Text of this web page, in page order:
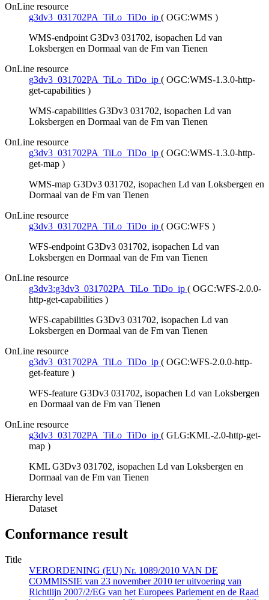
OnLine resource
g3dv3_031702PA_TiLo_TiDo_ip ( OGC:WMS )
WMS-endpoint G3Dv3 031702, isopachen Ld van
Loksbergen en Dormaal van de Fm van Tienen
OnLine resource
g3dv3_031702PA_TiLo_TiDo_ip ( OGC:WMS-1.3.0-http-
get-capabilities )
WMS-capabilities G3Dv3 031702, isopachen Ld van
Loksbergen en Dormaal van de Fm van Tienen
OnLine resource
g3dv3_031702PA_TiLo_TiDo_ip ( OGC:WMS-1.3.0-http-
get-map )
WMS-map G3Dv3 031702, isopachen Ld van Loksbergen en
Dormaal van de Fm van Tienen
OnLine resource
g3dv3_031702PA_TiLo_TiDo_ip ( OGC:WFS )
WFS-endpoint G3Dv3 031702, isopachen Ld van
Loksbergen en Dormaal van de Fm van Tienen
OnLine resource
g3dv3:g3dv3_031702PA_TiLo_TiDo_ip ( OGC:WFS-2.0.0-
http-get-capabilities )
WFS-capabilities G3Dv3 031702, isopachen Ld van
Loksbergen en Dormaal van de Fm van Tienen
OnLine resource
g3dv3_031702PA_TiLo_TiDo_ip ( OGC:WFS-2.0.0-http-
get-feature )
WFS-feature G3Dv3 031702, isopachen Ld van Loksbergen
en Dormaal van de Fm van Tienen
OnLine resource
g3dv3_031702PA_TiLo_TiDo_ip ( GLG:KML-2.0-http-get-
map )
KML G3Dv3 031702, isopachen Ld van Loksbergen en
Dormaal van de Fm van Tienen
Hierarchy level
Dataset
Conformance result
Title
VERORDENING (EU) Nr. 1089/2010 VAN DE
COMMISSIE van 23 november 2010 ter uitvoering van
Richtlijn 2007/2/EG van het Europees Parlement en de Raad